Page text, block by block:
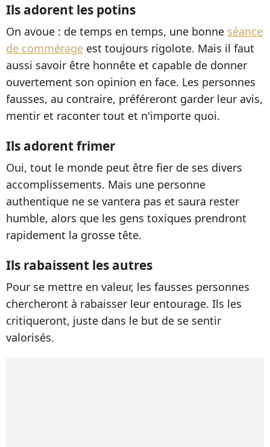
Ils adorent les potins
On avoue : de temps en temps, une bonne séance
de commérage est toujours rigolote. Mais il faut
aussi savoir être honnête et capable de donner
ouvertement son opinion en face. Les personnes
fausses, au contraire, préféreront garder leur avis,
mentir et raconter tout et n'importe quoi.
Ils adorent frimer
Oui, tout le monde peut être fier de ses divers
accomplissements. Mais une personne
authentique ne se vantera pas et saura rester
humble, alors que les gens toxiques prendront
rapidement la grosse tête.
Ils rabaissent les autres
Pour se mettre en valeur, les fausses personnes
chercheront à rabaisser leur entourage. Ils les
critiqueront, juste dans le but de se sentir
valorisés.